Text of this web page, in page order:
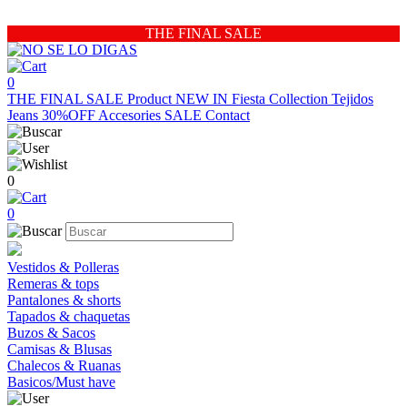
THE FINAL SALE
0
THE FINAL SALE Product NEW IN Fiesta Collection Tejidos
Jeans 30%OFF Accesories SALE Contact
0
0
Vestidos & Polleras
Remeras & tops
Pantalones & shorts
Tapados & chaquetas
Buzos & Sacos
Camisas & Blusas
Chalecos & Ruanas
Basicos/Must have